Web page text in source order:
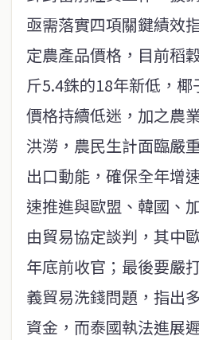
亟需落實四項關鍵績效
定農產品價格，目前稻
斤5.4銖的18年新低，
價格持續低迷，加之農
洪澇，農民生計面臨嚴
出口動能，確保全年增
速推進與歐盟、韓國、
由貿易協定談判，其中
年底前收官；最後要嚴
義貿易洗錢問題，指出
資金，而泰國執法進展